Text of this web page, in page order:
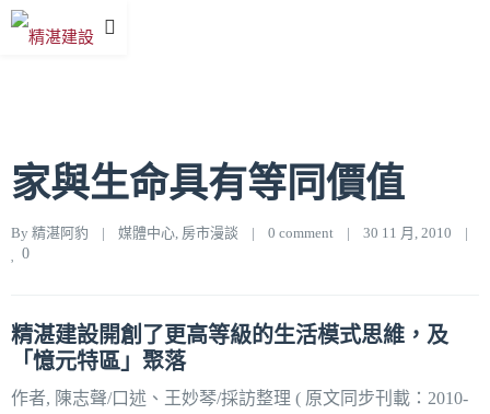
家與生命具有等同價值
By 精湛阿豹 | 媒體中心, 房市漫談 | 0 comment | 30 11 月, 2010 |
0
精湛建設開創了更高等級的生活模式思維，及
「憶元特區」聚落
作者, 陳志聲/口述、王妙琴/採訪整理 ( 原文同步刊載：2010-